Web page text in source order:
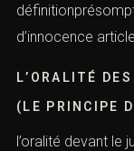
d’innocence
L’ORALITÉ
(LE PRINCIPE
l’oralité devant le